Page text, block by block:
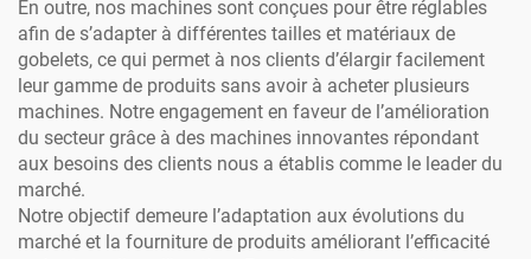
En outre, nos machines sont conçues pour être réglables
afin de s’adapter à différentes tailles et matériaux de
gobelets, ce qui permet à nos clients d’élargir facilement
leur gamme de produits sans avoir à acheter plusieurs
machines. Notre engagement en faveur de l’amélioration
du secteur grâce à des machines innovantes répondant
aux besoins des clients nous a établis comme le leader du
marché.
Notre objectif demeure l’adaptation aux évolutions du
marché et la fourniture de produits améliorant l’efficacité